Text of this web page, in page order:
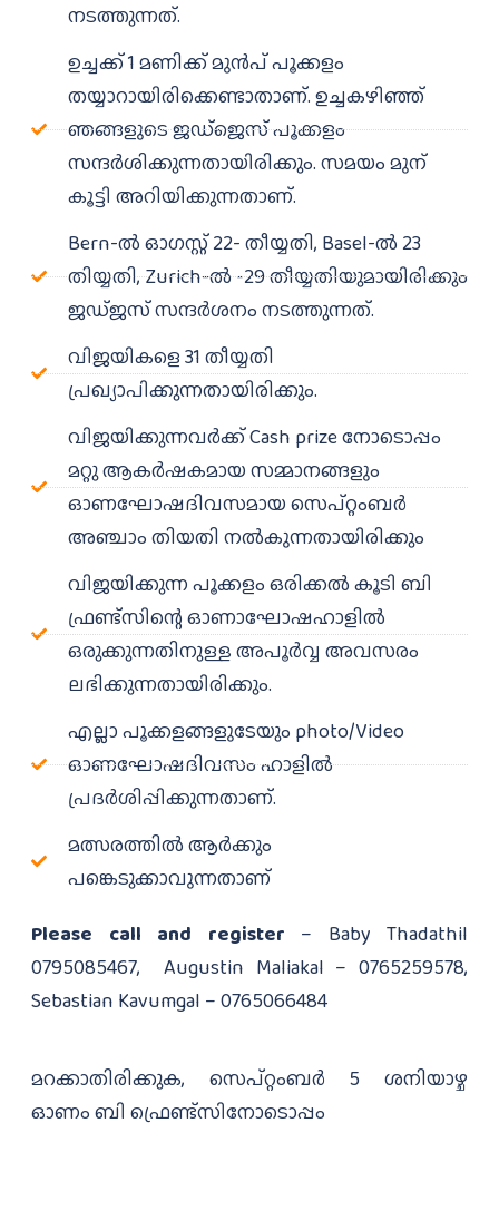
നടത്തുന്നത്.
ഉച്ചക്ക് 1 മണിക്ക് മുൻപ് പൂക്കളം
തയ്യാറായിരിക്കെണ്ടാതാണ്. ഉച്ചകഴിഞ്ഞ്
ഞങ്ങളുടെ ജഡ്ജെസ് പൂക്കളം
സന്ദർശിക്കുന്നതായിരിക്കും. സമയം മുന്
കൂട്ടി അറിയിക്കുന്നതാണ്.
Bern-ൽ ഓഗസ്റ്റ് 22- തീയ്യതി, Basel-ൽ 23
തിയ്യതി, Zurich-ൽ -29 തീയ്യതിയുമായിരിക്കും
ജഡ്ജസ് സന്ദർശനം നടത്തുന്നത്.
വിജയികളെ 31 തീയ്യതി
പ്രഖ്യാപിക്കുന്നതായിരിക്കും.
വിജയിക്കുന്നവർക്ക് Cash prize നോടൊപ്പം
മറ്റു ആകർഷകമായ സമ്മാനങ്ങളും
ഓണഘോഷദിവസമായ സെപ്റ്റംബർ
അഞ്ചാം തിയതി നൽകുന്നതായിരിക്കും
വിജയിക്കുന്ന പൂക്കളം ഒരിക്കൽ കൂടി ബി
ഫ്രണ്ട്സിന്റെ ഓണാഘോഷഹാളിൽ
ഒരുക്കുന്നതിനുള്ള അപൂർവ്വ അവസരം
ലഭിക്കുന്നതായിരിക്കും.
എല്ലാ പൂക്കളങ്ങളുടേയും photo/Video
ഓണഘോഷദിവസം ഹാളിൽ
പ്രദർശിപ്പിക്കുന്നതാണ്.
മത്സരത്തിൽ ആർക്കും
പങ്കെടുക്കാവുന്നതാണ്
Please call and register – Baby Thadathil
0795085467, Augustin Maliakal – 0765259578,
Sebastian Kavumgal – 0765066484
മറക്കാതിരിക്കുക, സെപ്റ്റംബർ 5 ശനിയാഴ്ച
ഓണം ബി ഫ്രെണ്ട്സിനോടൊപ്പം